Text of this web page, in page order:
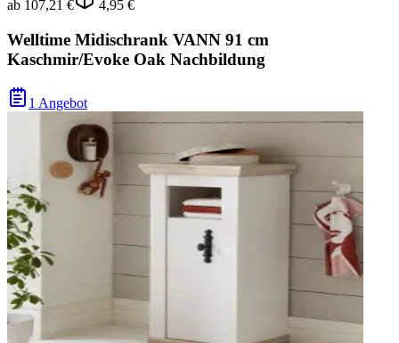
ab 107,21 € 4,95 €
Welltime Midischrank VANN 91 cm
Kaschmir/Evoke Oak Nachbildung
1 Angebot